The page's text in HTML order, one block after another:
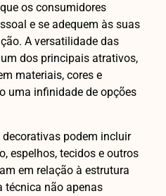
os consumidores
e se adequem às suas
A versatilidade das
dos principais atrativos,
materiais, cores e
uma infinidade de opções
podem incluir
espelhos, tecidos e outros
em relação à estrutura
técnica não apenas